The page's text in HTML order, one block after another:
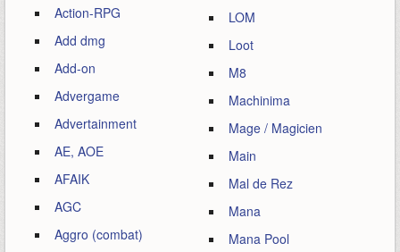
Action-RPG
Add dmg
Add-on
Advergame
Advertainment
AE, AOE
AFAIK
AGC
Aggro (combat)
LOM
Loot
M8
Machinima
Mage / Magicien
Main
Mal de Rez
Mana
Mana Pool